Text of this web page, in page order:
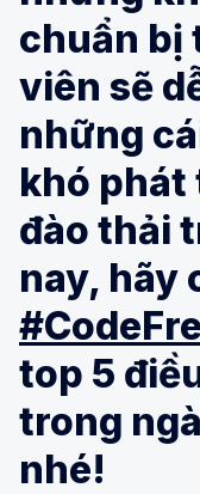
chuẩn bị
viên sẽ
những
khó phát
đào thải
nay, hãy
top 5
trong
nhé!